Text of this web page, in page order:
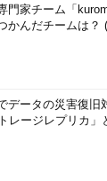
門家チーム「
かんだチームは？
データの災害復旧
レージレプリカ」